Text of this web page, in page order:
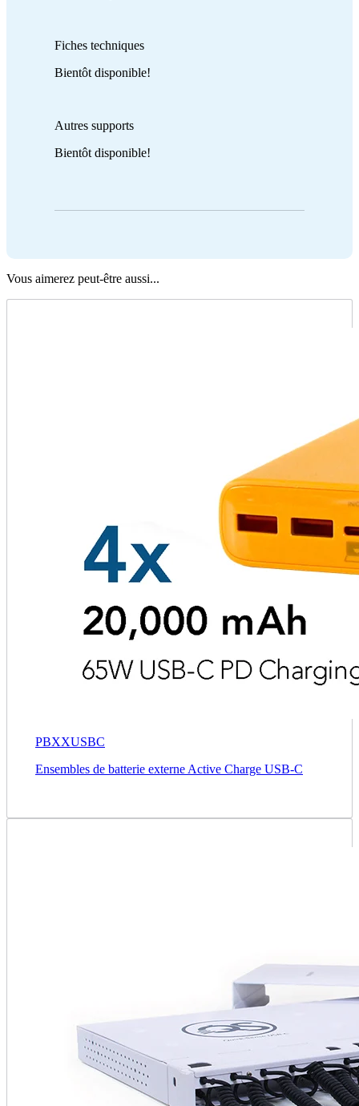
Fiches techniques
Bientôt disponible!
Autres supports
Bientôt disponible!
Vous aimerez peut-être aussi...
PBXXUSBC
Ensembles de batterie externe Active Charge USB-C